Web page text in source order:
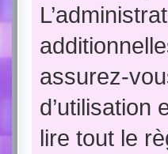
assurez-
d’utilisation
lire tout le